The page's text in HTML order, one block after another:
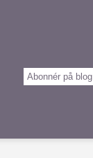
Abonnér på blog